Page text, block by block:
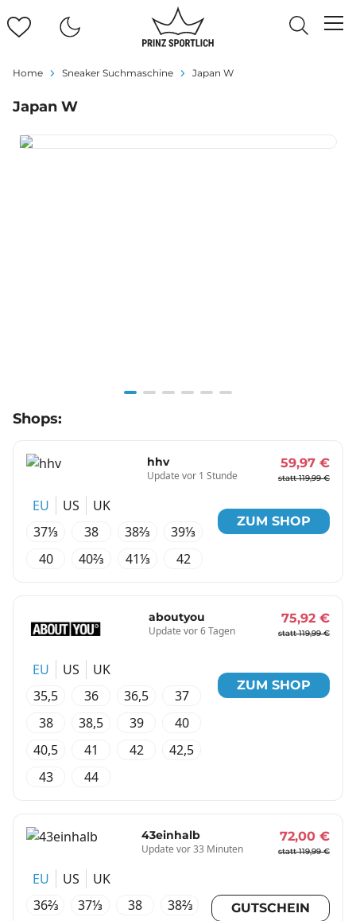
Home Sneaker Suchmaschine Japan W
Japan W
1
Shops:
hhv
Update vor 1 Stunde
59,97 €
statt 119,99 €
EU US
UK
37⅓
38 38⅔
39⅓
40
40⅔ 41⅓ 42
ZUM SHOP
aboutyou
Update vor 6 Tagen
75,92 €
statt 119,99 €
EU US
UK
35,5
36 36,5
37
38
38,5 39
40
40,5
41 42
42,5
43
44
ZUM SHOP
43einhalb
Update vor 33 Minuten
72,00 €
statt 119,99 €
EU US
UK
36⅔
37⅓ 38
38⅔
GUTSCHEIN